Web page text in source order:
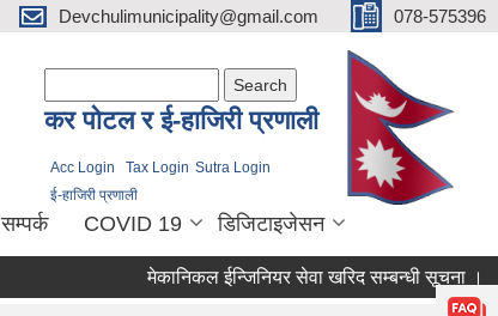
Devchulimunicipality@gmail.com 078-575396
कर पाेटल र ई-हाजिरी प्रणाली
Acc Login Tax Login Sutra Login
ई-हाजिरी प्रणाली
सम्पर्क COVID 19 डिजिटाइजेसन
मेकानिकल ईन्जिनियर सेवा खरिद सम्बन्धी सूचना ।